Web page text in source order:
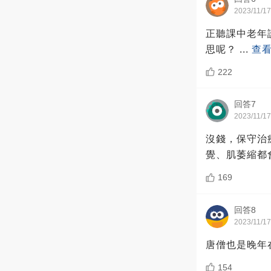
2023/11/17
正聽課中老年
思呢？ ... 查
222
回答7
2023/11/17
沒錢，保守治
覺、肌萎縮
169
回答8
2023/11/17
唐僧也是晚
154